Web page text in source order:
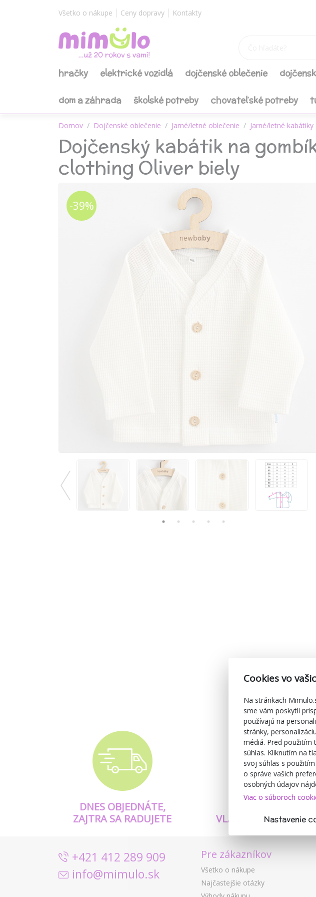
Všetko o nákupe Ceny dopravy Kontakty
hračky elektrické vozidlá dojčenské oblečenie
dom a záhrada školské potreby chovateľské potreby
Domov Dojčenské oblečenie Jarné/letné oblečenie Jarné/letné kabátiky
Dojčenský kabátik na
clothing Oliver biely
-39%
DNES OBJEDNÁTE,
ZAJTRA SA RADUJETE
VLASTNÉ PRODUKTY
+421 412 289 909
info@mimulo.sk
Pre zákazníkov
Všetko o nákupe
Najčastejšie otázky
Cookies vo
Na stránkach
sme vám poskytli
používajú na
stránky,
médiá. Pred použitím
súhlas. Kliknutím na
svoj súhlas s
o správe vašich
osobných údajov
Viac o súboroch
Nastavenie